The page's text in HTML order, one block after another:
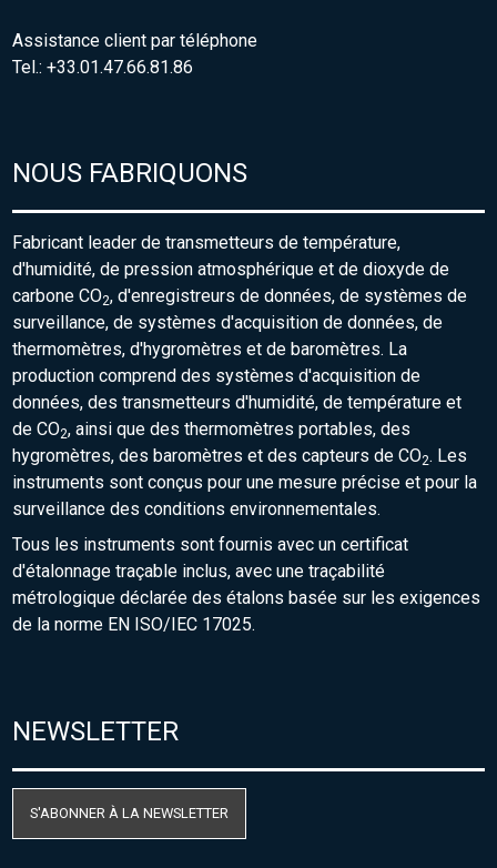
Assistance client par téléphone
Tel.: +33.01.47.66.81.86
NOUS FABRIQUONS
Fabricant leader de transmetteurs de température,
d'humidité, de pression atmosphérique et de dioxyde de
carbone CO2, d'enregistreurs de données, de systèmes de
surveillance, de systèmes d'acquisition de données, de
thermomètres, d'hygromètres et de baromètres. La
production comprend des systèmes d'acquisition de
données, des transmetteurs d'humidité, de température et
de CO2, ainsi que des thermomètres portables, des
hygromètres, des baromètres et des capteurs de CO2. Les
instruments sont conçus pour une mesure précise et pour la
surveillance des conditions environnementales.
Tous les instruments sont fournis avec un certificat
d'étalonnage traçable inclus, avec une traçabilité
métrologique déclarée des étalons basée sur les exigences
de la norme EN ISO/IEC 17025.
NEWSLETTER
S'ABONNER À LA NEWSLETTER